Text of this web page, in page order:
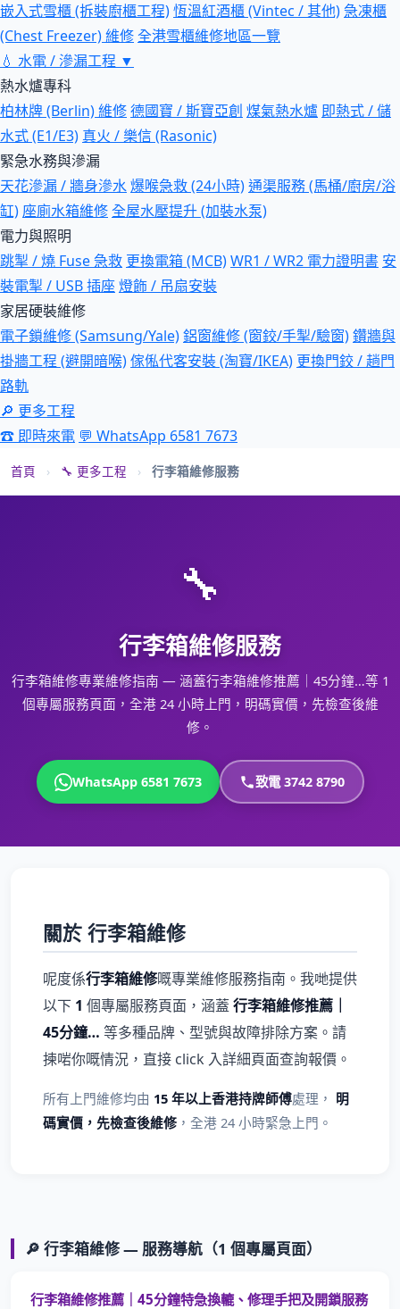
嵌入式雪櫃 (拆裝廚櫃工程)恆溫紅酒櫃 (Vintec / 其他)急凍櫃
(Chest Freezer) 維修全港雪櫃維修地區一覽
💧 水電 / 滲漏工程 ▼
熱水爐專科
柏林牌 (Berlin) 維修德國寶 / 斯寶亞創 煤氣熱水爐 即熱式 / 儲
水式 (E1/E3) 真火 / 樂信 (Rasonic)
緊急水務與滲漏
天花滲漏 / 牆身滲水爆喉急救 (24小時)通渠服務 (馬桶/廚房/浴
缸) 座廁水箱維修全屋水壓提升 (加裝水泵)
電力與照明
跳掣 / 燒 Fuse 急救 更換電箱 (MCB)WR1 / WR2 電力證明書 安
裝電掣 / USB 插座燈飾 / 吊扇安裝
家居硬裝維修
電子鎖維修 (Samsung/Yale)鋁窗維修 (窗鉸/手掣/驗窗)鑽牆與
掛牆工程 (避開暗喉)傢俬代客安裝 (淘寶/IKEA) 更換門鉸 / 趟門
路軌
🔎 更多工程
☎ 即時來電 💬 WhatsApp 6581 7673
首頁 › 🔧 更多工程 › 行李箱維修服務
🔧
行李箱維修服務
行李箱維修專業維修指南 — 涵蓋行李箱維修推薦｜45分鐘…等 1
個專屬服務頁面，全港 24 小時上門，明碼實價，先檢查後維
修。
WhatsApp 6581 7673 致電 3742 8790
關於 行李箱維修
呢度係行李箱維修嘅專業維修服務指南。我哋提供
以下 1 個專屬服務頁面，涵蓋行李箱維修推薦｜
45分鐘… 等多種品牌、型號與故障排除方案。請
揀啱你嘅情況，直接 click 入詳細頁面查詢報價。
所有上門維修均由 15 年以上香港持牌師傅處理， 明
碼實價，先檢查後維修 ，全港 24 小時緊急上門。
🔎 行李箱維修 — 服務導航（1 個專屬頁面）
行李箱維修推薦｜45分鐘特急換轆、修理手把及開鎖服務